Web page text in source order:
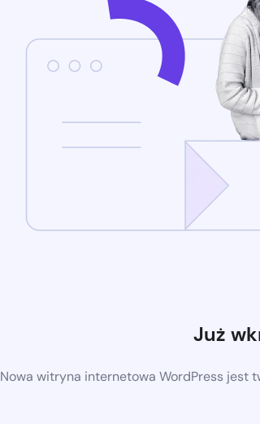
Już
Nowa witryna internetowa WordPress jest